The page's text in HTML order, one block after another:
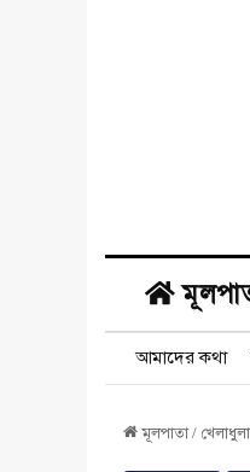
আমাদের কথা
মূলপাতা/ খেলাধুলা